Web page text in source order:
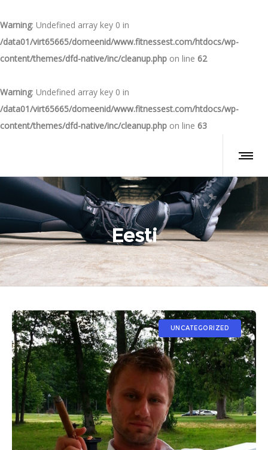
Warning: Undefined array key 0 in
/data01/virt65665/domeenid/www.fitnessest.com/htdocs/wp-
content/themes/dfd-native/inc/cleanup.php on line 62
Warning: Undefined array key 0 in
/data01/virt65665/domeenid/www.fitnessest.com/htdocs/wp-
content/themes/dfd-native/inc/cleanup.php on line 63
Eesti
UNCATEGORIZED